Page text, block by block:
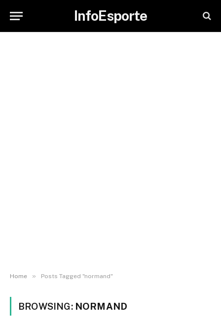
InfoEsporte
Home » Posts Tagged "normand"
BROWSING: NORMAND